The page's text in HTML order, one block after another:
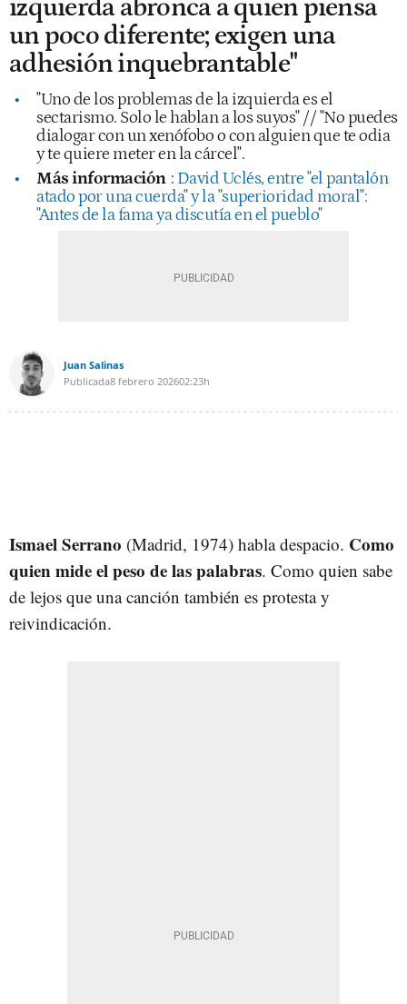
izquierda abronca a quien piensa
un poco diferente; exigen una
adhesión inquebrantable"
"Uno de los problemas de la izquierda es el
sectarismo. Solo le hablan a los suyos" // "No puedes
dialogar con un xenófobo o con alguien que te odia
y te quiere meter en la cárcel".
Más información : David Uclés, entre "el pantalón
atado por una cuerda" y la "superioridad moral":
"Antes de la fama ya discutía en el pueblo"
Juan Salinas
Publicada8 febrero 202602:23h
Ismael Serrano (Madrid, 1974) habla despacio. Como
quien mide el peso de las palabras. Como quien sabe
de lejos que una canción también es protesta y
reivindicación.